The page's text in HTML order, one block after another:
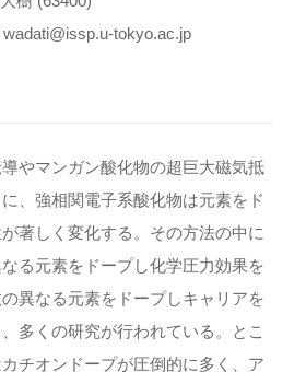
tokyo.ac.jp
やマンガン酸化物の超巨大磁気抵
、強相関電子系酸化物は元素をド
著しく変化する。その方法の中に
る元素をドープし化学圧力効果を
異なる元素をドープしキャリアを
多くの研究が行われている。とこ
チオンドープが圧倒的に多く、ア